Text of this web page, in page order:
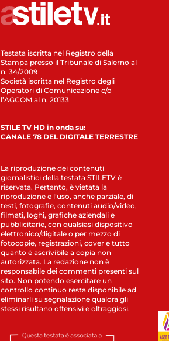
Testata iscritta nel Registro della
Stampa presso il Tribunale di Salerno al
n. 34/2009
Società iscritta nel Registro degli
Operatori di Comunicazione c/o
l’AGCOM al n. 20133
STILE TV HD in onda su:
CANALE 78 DEL DIGITALE TERRESTRE
La riproduzione dei contenuti
giornalistici della testata STILETV è
riservata. Pertanto, è vietata la
riproduzione e l’uso, anche parziale, di
testi, fotografie, contenuti audio/video,
filmati, loghi, grafiche aziendali e
pubblicitarie, con qualsiasi dispositivo
elettronico/digitale o per mezzo di
fotocopie, registrazioni, cover e tutto
quanto è ascrivibile a copia non
autorizzata. La redazione non è
responsabile dei commenti presenti sul
sito. Non potendo esercitare un
controllo continuo resta disponibile ad
eliminarli su segnalazione qualora gli
stessi risultano offensivi e oltraggiosi.